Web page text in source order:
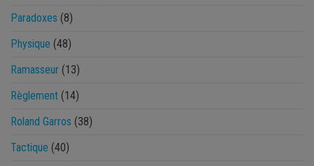
Paradoxes (8)
Physique (48)
Ramasseur (13)
Règlement (14)
Roland Garros (38)
Tactique (40)